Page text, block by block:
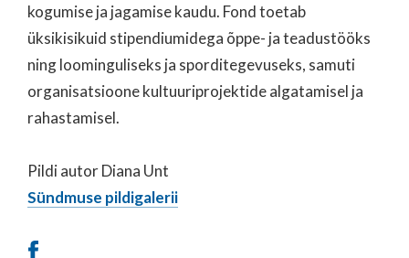
kogumise ja jagamise kaudu. Fond toetab
üksikisikuid stipendiumidega õppe- ja teadustööks
ning loominguliseks ja sporditegevuseks, samuti
organisatsioone kultuuriprojektide algatamisel ja
rahastamisel.
Pildi autor Diana Unt
Sündmuse pildigalerii